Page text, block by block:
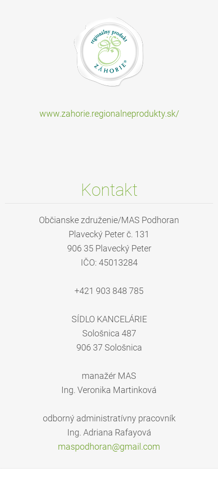
www.zahorie.regionalneprodukty.sk/
Kontakt
Občianske združenie/MAS Podhoran
Plavecký Peter č. 131
906 35 Plavecký Peter
IČO: 45013284
+421 903 848 785
SÍDLO KANCELÁRIE
Sološnica 487
906 37 Sološnica
manažér MAS
Ing. Veronika Martinková
odborný administratívny pracovník
Ing. Adriana Rafayová
maspodhoran@gmai l.com